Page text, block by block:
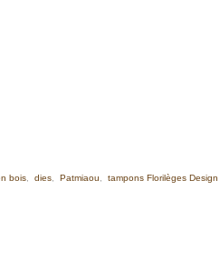
bois dies Patmiaou tampons Florilèges Design